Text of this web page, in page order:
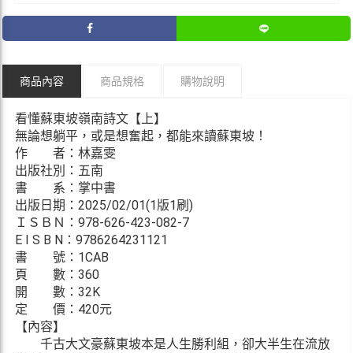
商品內容 商品規格 購物說明
看懂蘇東坡嶺南詩文【上】
無論想躺平，或是想奮起，都能來讀蘇東坡！
作 者：林嘉雯
出版社別：五南
書 系：掌中書
出版日期：2025/02/01(1版1刷)
ＩＳＢＮ：978-626-423-082-7
E I S B N：9786264231121
書 號：1CAB
頁 數：360
開 數：32K
定 價：420元
【內容】
千古大文豪蘇東坡本是人生勝利組，卻大半生在流放